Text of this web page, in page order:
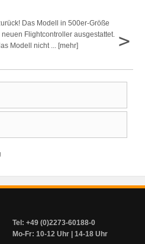
Das Modell in 500er-Größe
Flightcontroller ausgestattet.
Modell nicht ... [mehr]
>
Tel: +49 (0)2273-60188-0
Mo-Fr: 10-12 Uhr | 14-18 Uhr